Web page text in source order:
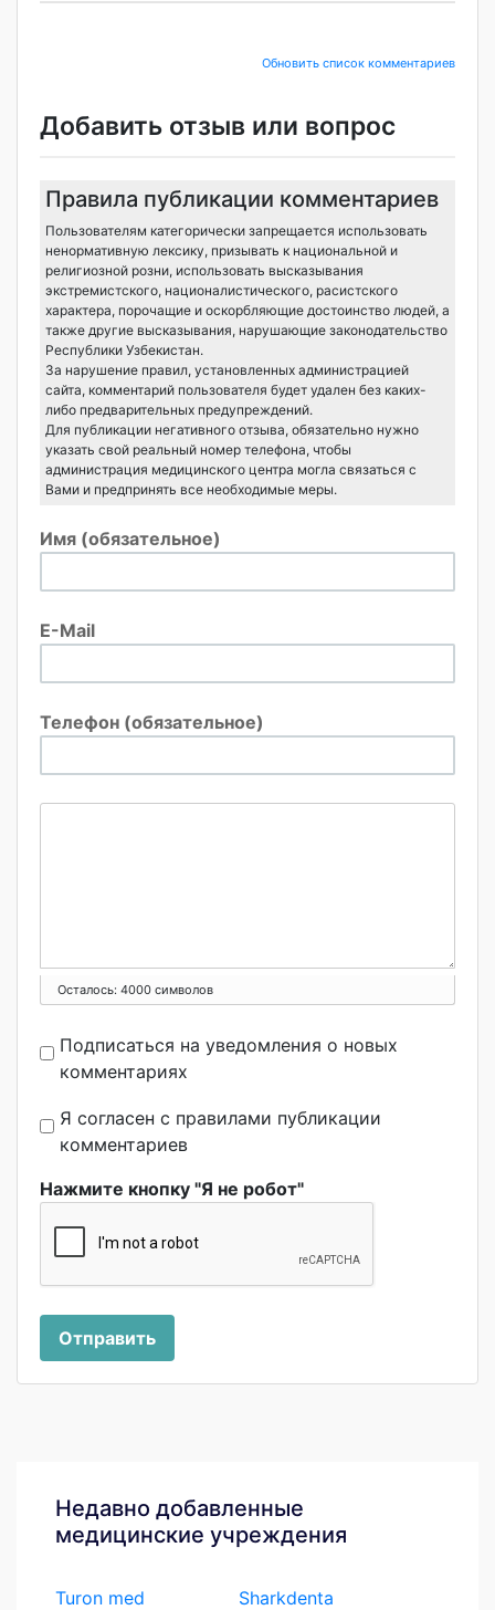
Обновить список комментариев
Добавить отзыв или вопрос
Правила публикации комментариев
Пользователям категорически запрещается использовать
ненормативную лексику, призывать к национальной и
религиозной розни, использовать высказывания
экстремистского, националистического, расистского
характера, порочащие и оскорбляющие достоинство людей, а
также другие высказывания, нарушающие законодательство
Республики Узбекистан.
За нарушение правил, установленных администрацией
сайта, комментарий пользователя будет удален без каких-
либо предварительных предупреждений.
Для публикации негативного отзыва, обязательно нужно
указать свой реальный номер телефона, чтобы
администрация медицинского центра могла связаться с
Вами и предпринять все необходимые меры.
Имя (обязательное)
E-Mail
Телефон (обязательное)
Осталось: 4000 символов
Подписаться на уведомления о новых
комментариях
Я согласен с правилами публикации
комментариев
Нажмите кнопку "Я не робот"
Отправить
Недавно добавленные
медицинские учреждения
Turon med Sharkdenta